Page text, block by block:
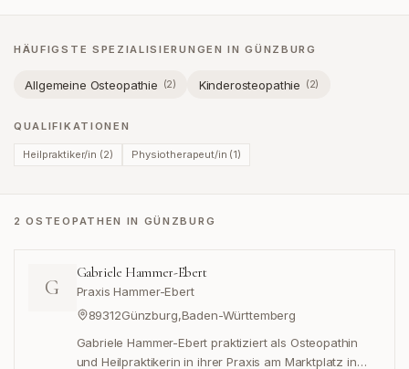
HÄUFIGSTE SPEZIALISIERUNGEN INGÜNZBURG
Allgemeine Osteopathie (2) Kinderosteopathie (2)
QUALIFIKATIONEN
Heilpraktiker/in (2) Physiotherapeut/in (1)
2 OSTEOPATHEN IN GÜNZBURG
G
Gabriele Hammer-Ebert
Praxis Hammer-Ebert
89312Günzburg,Baden-Württemberg
Gabriele Hammer-Ebert praktiziert als Osteopathin
und Heilpraktikerin in ihrer Praxis am Marktplatz in